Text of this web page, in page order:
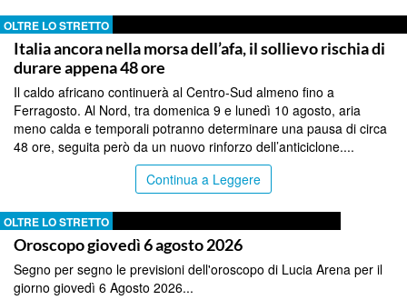
OLTRE LO STRETTO
Italia ancora nella morsa dell’afa, il sollievo rischia di
durare appena 48 ore
Il caldo africano continuerà al Centro-Sud almeno fino a
Ferragosto. Al Nord, tra domenica 9 e lunedì 10 agosto, aria
meno calda e temporali potranno determinare una pausa di circa
48 ore, seguita però da un nuovo rinforzo dell’anticiclone....
Continua a Leggere
OLTRE LO STRETTO
Oroscopo giovedì 6 agosto 2026
Segno per segno le previsioni dell'oroscopo di Lucia Arena per il
giorno giovedì 6 Agosto 2026...